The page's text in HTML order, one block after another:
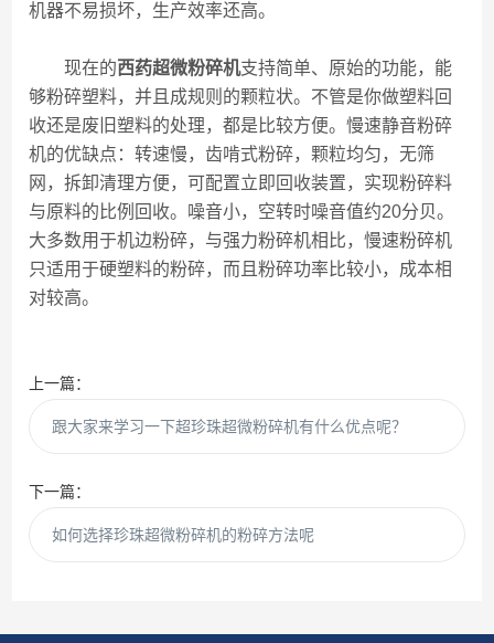
机器不易损坏，生产效率还高。
现在的西药超微粉碎机支持简单、原始的功能，能
够粉碎塑料，并且成规则的颗粒状。不管是你做塑料回
收还是废旧塑料的处理，都是比较方便。慢速静音粉碎
机的优缺点：转速慢，齿啃式粉碎，颗粒均匀，无筛
网，拆卸清理方便，可配置立即回收装置，实现粉碎料
与原料的比例回收。噪音小，空转时噪音值约20分贝。
大多数用于机边粉碎，与强力粉碎机相比，慢速粉碎机
只适用于硬塑料的粉碎，而且粉碎功率比较小，成本相
对较高。
上一篇：
跟大家来学习一下超珍珠超微粉碎机有什么优点呢？
下一篇：
如何选择珍珠超微粉碎机的粉碎方法呢